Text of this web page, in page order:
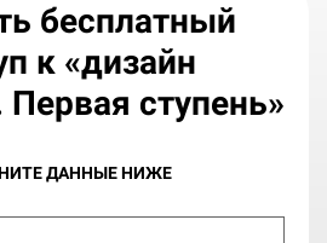
бесплатный
к «дизайн
Первая ступень»
ДАННЫЕ НИЖЕ